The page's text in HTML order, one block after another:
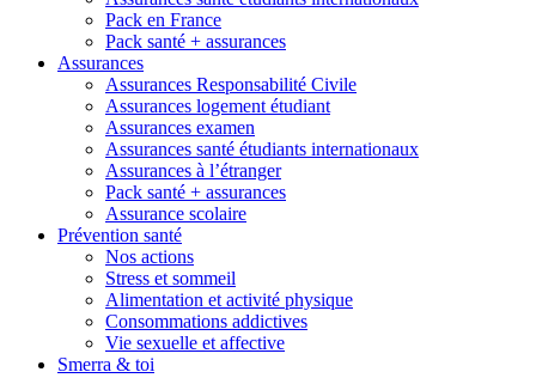
Pack en France
Pack santé + assurances
Assurances
Assurances Responsabilité Civile
Assurances logement étudiant
Assurances examen
Assurances santé étudiants internationaux
Assurances à l’étranger
Pack santé + assurances
Assurance scolaire
Prévention santé
Nos actions
Stress et sommeil
Alimentation et activité physique
Consommations addictives
Vie sexuelle et affective
Smerra & toi